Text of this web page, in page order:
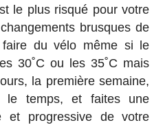
le plus risqué pour votre
brusques de
du vélo même si le
30˚C ou les 35˚C mais
la première semaine,
le temps, et faites une
et progressive de votre